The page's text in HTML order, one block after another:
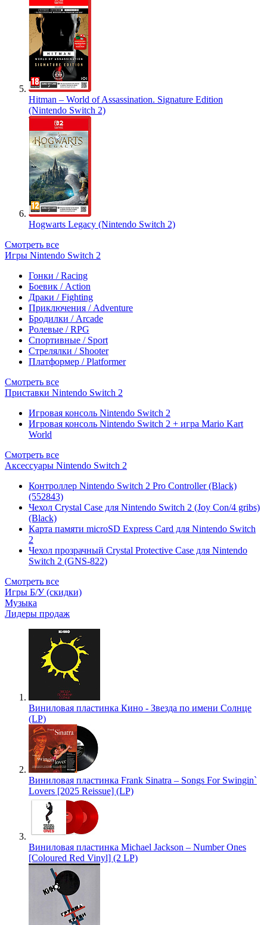
Hitman – World of Assassination. Signature Edition
(Nintendo Switch 2)
Hogwarts Legacy (Nintendo Switch 2)
Смотреть все
Игры Nintendo Switch 2
Гонки / Racing
Боевик / Action
Драки / Fighting
Приключения / Adventure
Бродилки / Arcade
Ролевые / RPG
Спортивные / Sport
Стрелялки / Shooter
Платформер / Platformer
Смотреть все
Приставки Nintendo Switch 2
Игровая консоль Nintendo Switch 2
Игровая консоль Nintendo Switch 2 + игра Mario Kart
World
Смотреть все
Аксессуары Nintendo Switch 2
Контроллер Nintendo Switch 2 Pro Controller (Black)
(552843)
Чехол Сrystal Сase для Nintendo Switch 2 (Joy Con/4 gribs)
(Black)
Карта памяти microSD Express Card для Nintendo Switch
2
Чехол прозрачный Crystal Protective Case для Nintendo
Switch 2 (GNS-822)
Смотреть все
Игры Б/У (скидки)
Музыка
Лидеры продаж
Виниловая пластинка Кино - Звезда по имени Солнце
(LP)
Виниловая пластинка Frank Sinatra – Songs For Swingin`
Lovers [2025 Reissue] (LP)
Виниловая пластинка Michael Jackson – Number Ones
[Coloured Red Vinyl] (2 LP)